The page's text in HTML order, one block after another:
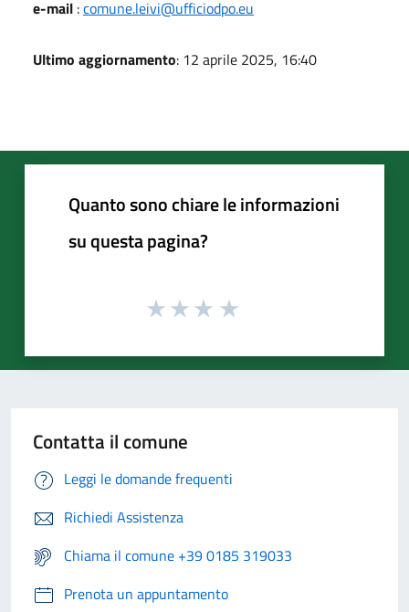
e-mail :comune.leivi@ufficiodpo.eu
Ultimo aggiornamento: 12 aprile 2025, 16:40
Quanto sono chiare le informazioni
su questa pagina?
Contatta il comune
Leggi le domande frequenti
Richiedi Assistenza
Chiama il comune +39 0185 319033
Prenota un appuntamento